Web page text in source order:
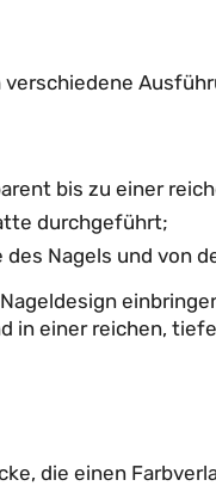
bis zu einer
durchgeführt;
Nagels und von
in einer reichen,
die einen